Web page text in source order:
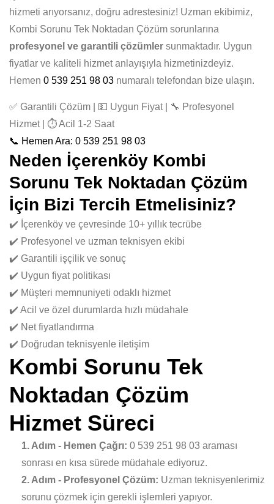
hizmeti arıyorsanız, doğru adrestesiniz! Uzman ekibimiz,
Kombi Sorunu Tek Noktadan Çözüm sorunlarına
profesyonel ve garantili çözümler sunmaktadır. Uygun
fiyatlar ve kaliteli hizmet anlayışıyla hizmetinizdeyiz.
Hemen 0 539 251 98 03 numaralı telefondan bize ulaşın.
✅ Garantili Çözüm | 💵 Uygun Fiyat | 🔧 Profesyonel
Hizmet | ⏱️ Acil 1-2 Saat
📞 Hemen Ara: 0 539 251 98 03
Neden İçerenköy Kombi
Sorunu Tek Noktadan Çözüm
İçin Bizi Tercih Etmelisiniz?
✔️ İçerenköy ve çevresinde 10+ yıllık tecrübe
✔️ Profesyonel ve uzman teknisyen ekibi
✔️ Garantili işçilik ve sonuç
✔️ Uygun fiyat politikası
✔️ Müşteri memnuniyeti odaklı hizmet
✔️ Acil ve özel durumlarda hızlı müdahale
✔️ Net fiyatlandırma
✔️ Doğrudan teknisyenle iletişim
Kombi Sorunu Tek
Noktadan Çözüm
Hizmet Süreci
1. Adım - Hemen Çağrı: 0 539 251 98 03 araması
sonrası en kısa sürede müdahale ediyoruz.
2. Adım - Profesyonel Çözüm: Uzman teknisyenlerimiz
sorunu çözmek için gerekli işlemleri yapıyor.